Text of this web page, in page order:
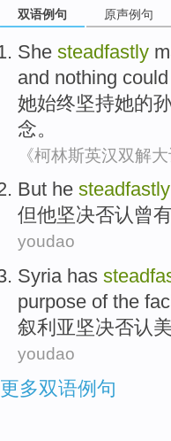
双语例句 原声例句
She steadfastly
and nothing could
她始终坚持她的
念。
《柯林斯英汉双解大
But he steadfastly
但他坚决否认曾有
youdao
Syria has
purpose of the
叙利亚坚决否认
youdao
更多双语例句